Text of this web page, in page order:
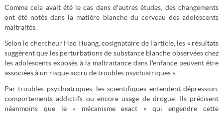
Comme cela avait été le cas dans d'autres études, des changements
ont été notés dans la matière blanche du cerveau des adolescents
maltraités.
Selon le chercheur Hao Huang, cosignataire de l'article, les « résultats
suggèrent que les perturbations de substance blanche observées chez
les adolescents exposés à la maltraitance dans l'enfance peuvent être
associées à un risque accru de troubles psychiatriques ».
Par troubles psychiatriques, les scientifiques entendent dépression,
comportements addictifs ou encore usage de drogue. Ils précisent
néanmoins que le « mécanisme exact » qui engendre cette